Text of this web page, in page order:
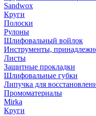
Sandwox
Круги
Полоски
Рулоны
Шлифовальный войлок
Инструменты,
Листы
Защитные прокладки
Шлифовальные губки
Липучка для
Промоматериалы
Mirka
Круги